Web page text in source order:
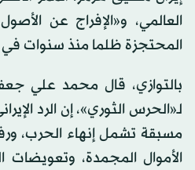
العالمي، و«الإفراج عن
المحتجزة ظلما منذ سنوات في
بالتوازي، قال محمد علي
لـ«الحرس الثوري»، إن الرد
مسبقة تشمل إنهاء الحرب،
الأموال المجمدة، وتعويضات